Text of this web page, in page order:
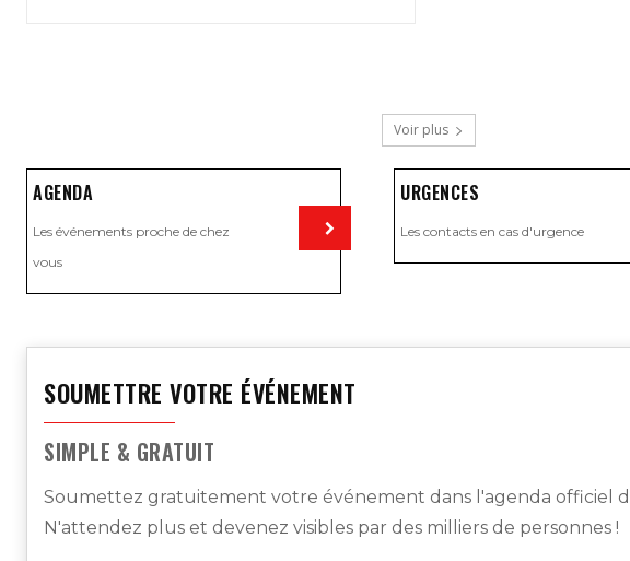
Voir plus
AGENDA
Les événements proche de chez
vous
URGENCES
Les contacts en cas d'urgence
SOUMETTRE VOTRE ÉVÉNEMENT
SIMPLE & GRATUIT
Soumettez gratuitement votre événement dans l'agenda officiel
N'attendez plus et devenez visibles par des milliers de personnes !